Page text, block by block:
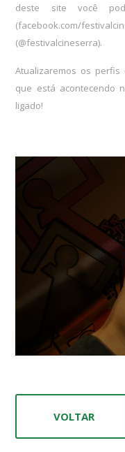
deste site você
(facebook.com/
(@festivalcineserra).
Atualizaremos os
que está acontecendo
ligado!
VOLTAR